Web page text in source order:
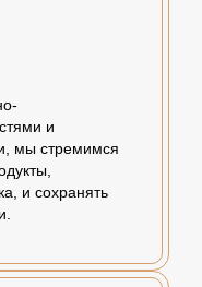
и
мы стремимся
и сохранять